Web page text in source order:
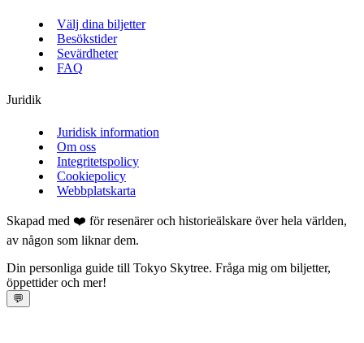
Välj dina biljetter
Besökstider
Sevärdheter
FAQ
Juridik
Juridisk information
Om oss
Integritetspolicy
Cookiepolicy
Webbplatskarta
Skapad med ❤️ för resenärer och historieälskare över hela världen,
av någon som liknar dem.
Din personliga guide till Tokyo Skytree. Fråga mig om biljetter,
öppettider och mer!
💬